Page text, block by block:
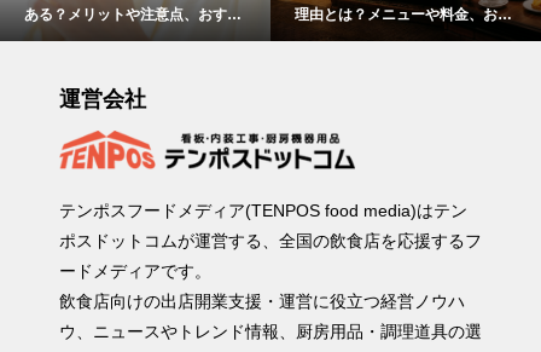
理由とは？メニューや料金、おす
すめの楽しみ方を紹介
台で定着している理由や食べ方に
ついて解説！
運営会社
テンポスフードメディア(TENPOS food media)はテン
ポスドットコムが運営する、全国の飲食店を応援するフ
ードメディアです。
飲食店向けの出店開業支援・運営に役立つ経営ノウハ
ウ、ニュースやトレンド情報、厨房用品・調理道具の選